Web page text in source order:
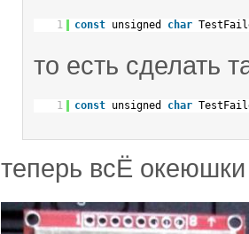
1 const unsigned char
то есть сделать
1 const unsigned char
теперь всЁ